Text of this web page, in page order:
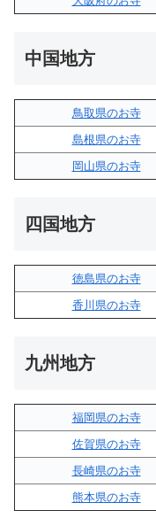
中国地方
鳥取県のお寺
島根県のお寺
岡山県のお寺
四国地方
徳島県のお寺
香川県のお寺
九州地方
福岡県のお寺
佐賀県のお寺
長崎県のお寺
熊本県のお寺